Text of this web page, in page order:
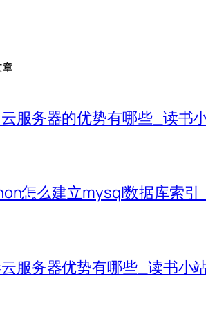
服务器的优势有哪些_读书
怎么建立mysql数据库索引
服务器优势有哪些_读书小